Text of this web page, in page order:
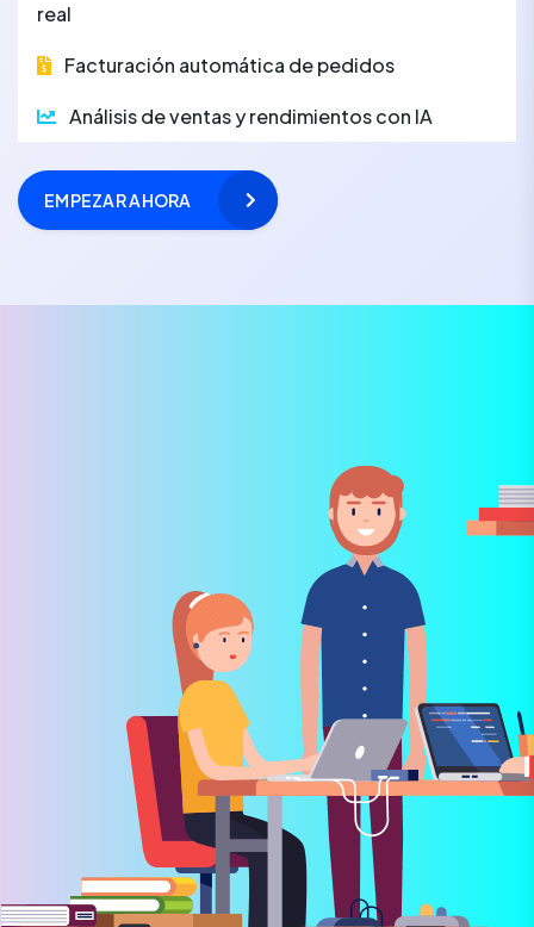
real
Facturación automática de pedidos
Análisis de ventas y rendimientos con IA
EMPEZAR AHORA